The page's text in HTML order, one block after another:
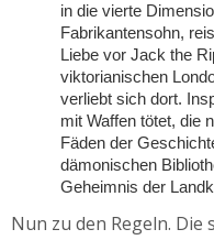
in die vierte
Fabrikantensohn,
Liebe vor Jack the
viktorianischen
verliebt sich dort.
mit Waffen tötet, die
Fäden der
dämonischen
Geheimnis der
Nun zu den Regeln. Die